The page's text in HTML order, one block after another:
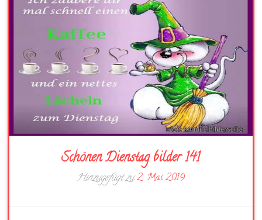
Schönen Dienstag bilder 141
Hinzugefügt zu2. Mai 2019